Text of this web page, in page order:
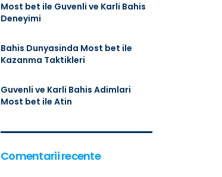
Most bet ile Guvenli ve Karli Bahis
Deneyimi
Bahis Dunyasinda Most bet ile
Kazanma Taktikleri
Guvenli ve Karli Bahis Adimlari
Most bet ile Atin
Comentarii recente